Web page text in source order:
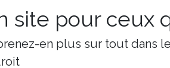
site pour ceux
en plus sur tout dans